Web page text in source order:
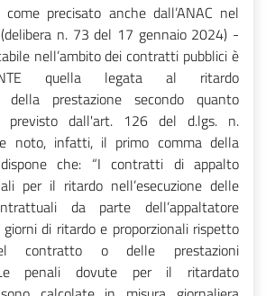
precisato anche dall’ANAC nel
n. 73 del 17 gennaio 2024) -
nell’ambito dei contratti pubblici è
quella legata al ritardo
della prestazione secondo quanto
previsto dall'art. 126 del d.lgs. n.
noto, infatti, il primo comma della
che: “I contratti di appalto
per il ritardo nell’esecuzione delle
da parte dell’appaltatore
di ritardo e proporzionali rispetto
contratto o delle prestazioni
penali dovute per il ritardato